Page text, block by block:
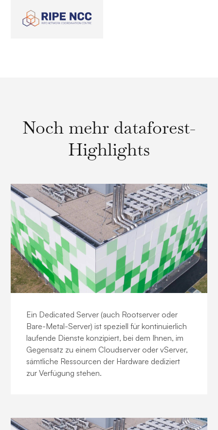
Noch mehr dataforest-
Highlights
Ein Dedicated Server (auch Rootserver oder
Bare-Metal-Server) ist speziell für kontinuierlich
laufende Dienste konzipiert, bei dem Ihnen, im
Gegensatz zu einem Cloudserver oder vServer,
sämtliche Ressourcen der Hardware dediziert
zur Verfügung stehen.